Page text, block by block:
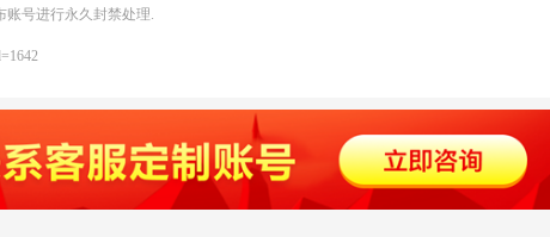
账号进行永久封禁处理.